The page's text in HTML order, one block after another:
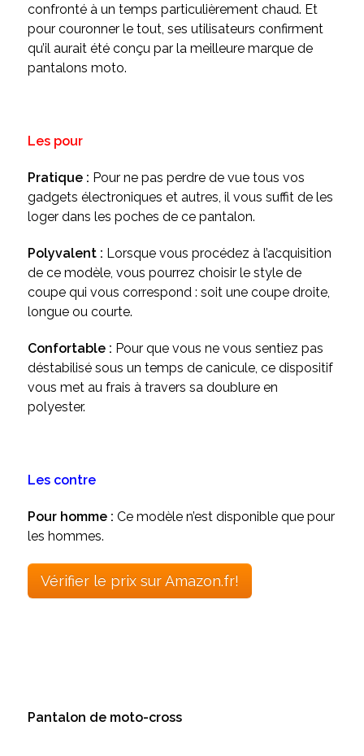
confronté à un temps particulièrement chaud. Et
pour couronner le tout, ses utilisateurs confirment
qu’il aurait été conçu par la meilleure marque de
pantalons moto.
Les pour
Pratique : Pour ne pas perdre de vue tous vos
gadgets électroniques et autres, il vous suffit de les
loger dans les poches de ce pantalon.
Polyvalent : Lorsque vous procédez à l’acquisition
de ce modèle, vous pourrez choisir le style de
coupe qui vous correspond : soit une coupe droite,
longue ou courte.
Confortable : Pour que vous ne vous sentiez pas
déstabilisé sous un temps de canicule, ce dispositif
vous met au frais à travers sa doublure en
polyester.
Les contre
Pour homme : Ce modèle n’est disponible que pour
les hommes.
Vérifier le prix sur Amazon.fr!
Pantalon de moto-cross